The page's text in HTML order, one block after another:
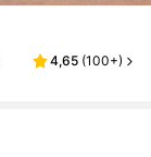
4,65 (100+)